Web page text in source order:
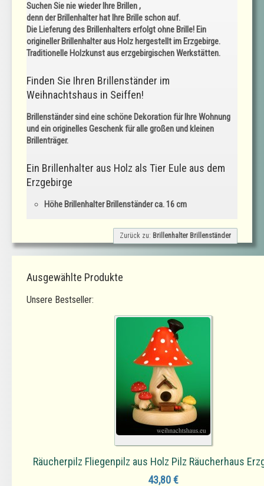
Suchen Sie nie wieder Ihre Brillen ,
denn derBrillenhalterhat Ihre Brille schon auf.
Die Lieferung des Brillenhalters erfolgt ohne Brille! Ein
originellerBrillenhalter aus Holz hergestellt im Erzgebirge.
Traditionelle Holzkunst aus erzgebirgischen Werkstätten.
Finden Sie Ihren Brillenständer im
Weihnachtshaus in Seiffen!
Brillenständersind eine schöne Dekoration für Ihre Wohnung
und ein originelles Geschenk für alle großen und kleinen
Brillenträger.
Ein Brillenhalter aus Holz als Tier Eule aus dem
Erzgebirge
Höhe Brillenhalter Brillenständerca. 16 cm
Zurück zu: Brillenhalter Brillenständer
Ausgewählte Produkte
Unsere Bestseller:
Räucherpilz Fliegenpilz aus Holz Pilz Räucherhaus
43,80 €